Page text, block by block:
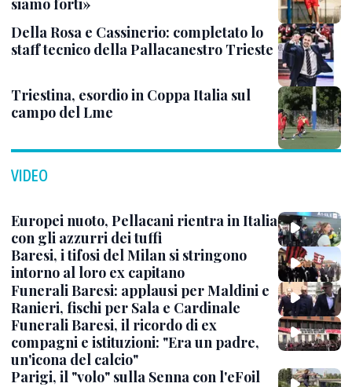
siamo forti»
Della Rosa e Cassinerio: completato lo
staff tecnico della Pallacanestro Trieste
Triestina, esordio in Coppa Italia sul
campo del Lme
VIDEO
Europei nuoto, Pellacani rientra in Italia
con gli azzurri dei tuffi
Baresi, i tifosi del Milan si stringono
intorno al loro ex capitano
Funerali Baresi: applausi per Maldini e
Ranieri, fischi per Sala e Cardinale
Funerali Baresi, il ricordo di ex
compagni e istituzioni: "Era un padre,
un'icona del calcio"
Parigi, il "volo" sulla Senna con l'eFoil